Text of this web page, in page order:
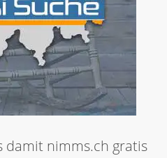
damit nimms.ch gratis